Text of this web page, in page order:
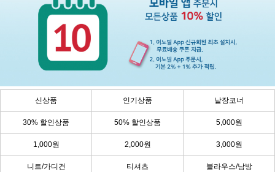
신상품 인기상품 낱장코너
30% 할인상품 50% 할인상품 5,000원
1,000원 2,000원 3,000원
니트/가디건 티셔츠 블라우스/남방